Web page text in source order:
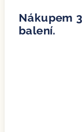
Nákupem
balení.